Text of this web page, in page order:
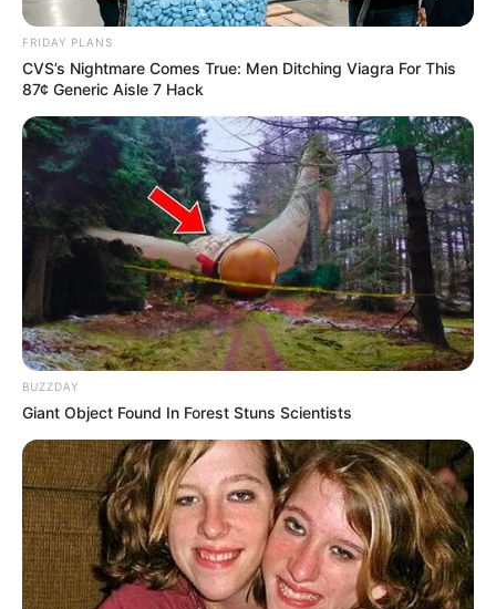
ΣΠΑΜΕ ΤΟ ΜΑΤΡΙΞ – ΤΟ ΒΙΒΛΙΟ
FRIDAY PLANS
CVS’s Nightmare Comes True: Men Ditching Viagra For This
87¢ Generic Aisle 7 Hack
BUZZDAY
Giant Object Found In Forest Stuns Scientists